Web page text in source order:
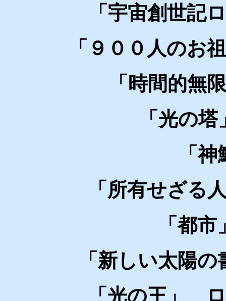
「宇宙創世
「９００人の
「時間的
「光の
「
「所有せざ
「都
「新しい太陽
「光の王」